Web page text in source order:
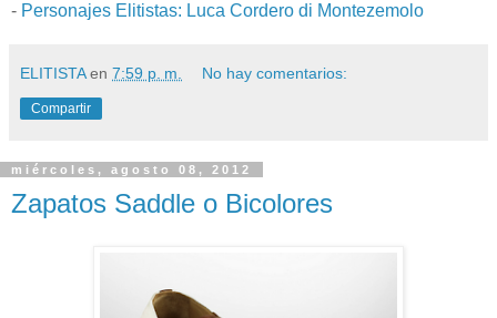
- Personajes Elitistas: Luca Cordero di Montezemolo
ELITISTA en 7:59 p. m. No hay comentarios:
Compartir
miércoles, agosto 08, 2012
Zapatos Saddle o Bicolores